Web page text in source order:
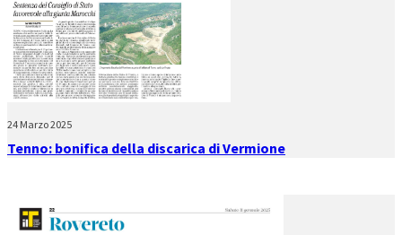
24 Marzo 2025
Tenno: bonifica della discarica di Vermione